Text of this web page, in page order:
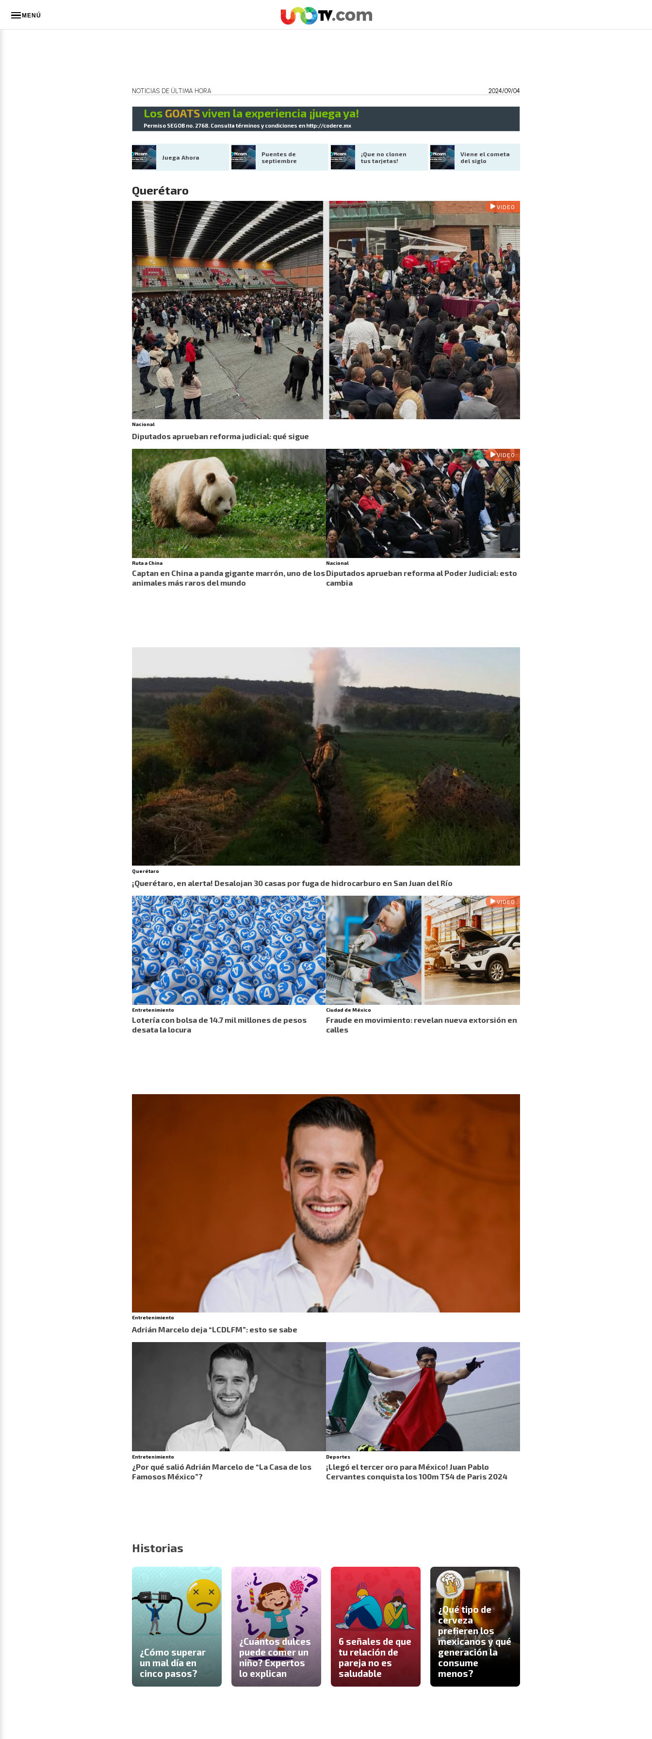
MENÚ
NOTICIAS DE ÚLTIMA HORA 2024/09/04
Los GOATSviven la experiencia ¡juega ya!
Permiso SEGOB no. 2768. Consulta términos y condiciones en http://codere.mx
Juega Ahora
Puentes de
septiembre
¡Que no clonen
tus tarjetas!
Viene el cometa
del siglo
Querétaro
VIDEO
Nacional
Diputados aprueban reforma judicial: qué sigue
Ruta a China
Captan en China a panda gigante marrón, uno de los
animales más raros del mundo
VIDEO
Nacional
Diputados aprueban reforma al Poder Judicial: esto
cambia
Querétaro
¡Querétaro, en alerta! Desalojan 30 casas por fuga de hidrocarburo en San Juan del Río
Entretenimiento
Lotería con bolsa de 14.7 mil millones de pesos
desata la locura
VIDEO
Ciudad de México
Fraude en movimiento: revelan nueva extorsión en
calles
Entretenimiento
Adrián Marcelo deja “LCDLFM”: esto se sabe
Entretenimiento
¿Por qué salió Adrián Marcelo de “La Casa de los
Famosos México”?
Deportes
¡Llegó el tercer oro para México! Juan Pablo
Cervantes conquista los 100m T54 de Paris 2024
Historias
¿Cómo superar
un mal día en
cinco pasos?
¿Cuántos dulces
puede comer un
niño? Expertos
lo explican
6 señales de que
tu relación de
pareja no es
saludable
¿Qué tipo de
cerveza
prefieren los
mexicanos y qué
generación la
consume
menos?